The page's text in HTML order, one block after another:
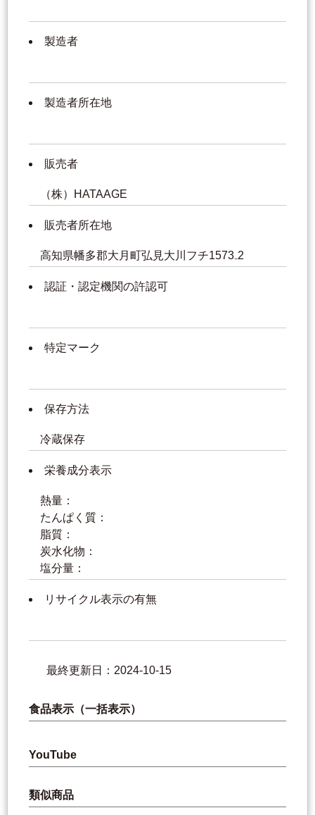
製造者
製造者所在地
販売者
（株）HATAAGE
販売者所在地
高知県幡多郡大月町弘見大川フチ1573₋2
認証・認定機関の許認可
特定マーク
保存方法
冷蔵保存
栄養成分表示
熱量：
たんぱく質：
脂質：
炭水化物：
塩分量：
リサイクル表示の有無
最終更新日：2024-10-15
食品表示（一括表示）
YouTube
類似商品